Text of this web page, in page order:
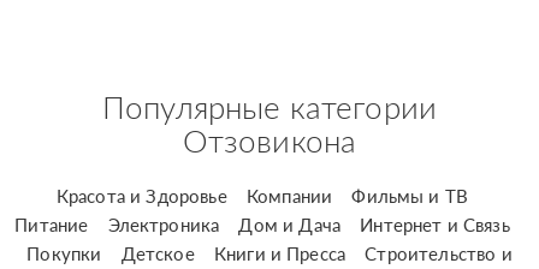
Популярные категории
Отзовикона
Красота и Здоровье Компании
Фильмы и ТВ
Питание
Электроника Дом и Дача
Интернет и Связь
Покупки
Детское Книги и Пресса
Строительство и